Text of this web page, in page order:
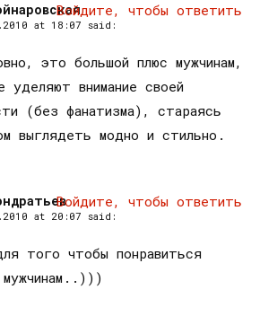
at 18:07 said:
это большой плюс мужчинам,
уделяют внимание своей
(без фанатизма), стараясь
выглядеть модно и стильно.
Войдите, чтобы ответить
at 20:07 said:
того чтобы понравиться
мужчинам..)))
Войдите, чтобы ответить